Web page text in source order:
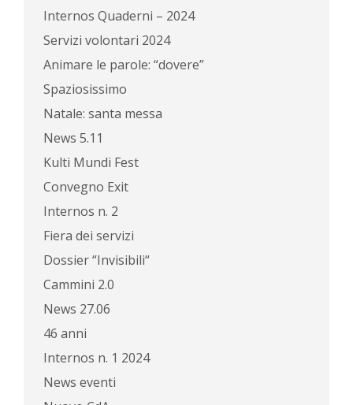
Internos Quaderni – 2024
Servizi volontari 2024
Animare le parole: “dovere”
Spaziosissimo
Natale: santa messa
News 5.11
Kulti Mundi Fest
Convegno Exit
Internos n. 2
Fiera dei servizi
Dossier “Invisibili“
Cammini 2.0
News 27.06
46 anni
Internos n. 1 2024
News eventi